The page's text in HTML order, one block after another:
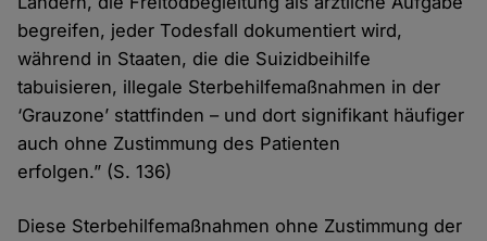
begreifen, jeder Todes­fall dokumentiert wird,
während in Staaten, die die Suizid­bei­hilfe
tabuisieren, illegale Sterbe­hilfe­maßnahmen in der
‘Grau­zone’ statt­finden – und dort signifikant häufiger
auch ohne Zu­stimmung des Patienten
erfolgen.” (S. 136)
Diese Sterbehilfemaßnahmen ohne Zustimmung der